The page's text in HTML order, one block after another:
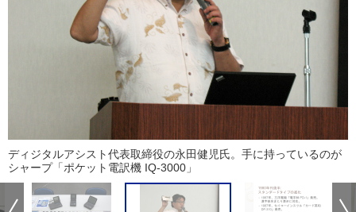
ディジタルアシスト代表取締役の永田健児氏。手に持っているのが
シャープ「ポケット電訳機 IQ-3000」